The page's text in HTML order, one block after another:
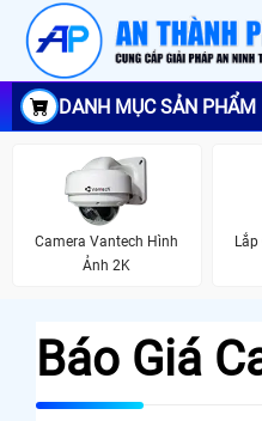
DANH MỤC SẢN PHẨM
Camera Vantech Hình
Ảnh 2K
Lắp
Báo Giá